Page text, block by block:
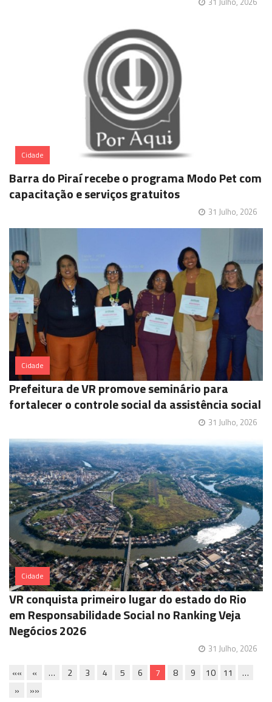
Cidade
Barra do Piraí recebe o programa Modo Pet com
capacitação e serviços gratuitos
31 Julho, 2026
Cidade
Prefeitura de VR promove seminário para
fortalecer o controle social da assistência social
31 Julho, 2026
Cidade
VR conquista primeiro lugar do estado do Rio
em Responsabilidade Social no Ranking Veja
Negócios 2026
31 Julho, 2026
«« « … 2 3 4 5 6 7 8 9 10 11
…
»
»»